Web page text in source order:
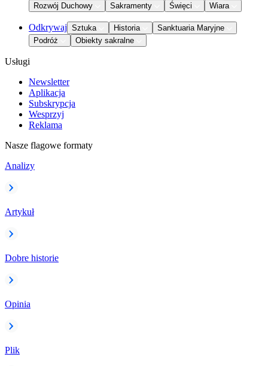
Rozwój Duchowy
Sakramenty Święci Wiara
Odkrywaj Sztuka Historia
Sanktuaria Maryjne
Podróż
Obiekty sakralne
Usługi
Newsletter
Aplikacja
Subskrypcja
Wesprzyj
Reklama
Nasze flagowe formaty
Analizy
Artykuł
Dobre historie
Opinia
Plik